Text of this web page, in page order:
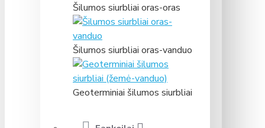
Šilumos siurbliai oras-oras
Šilumos siurbliai oras-vanduo
Geoterminiai šilumos siurbliai